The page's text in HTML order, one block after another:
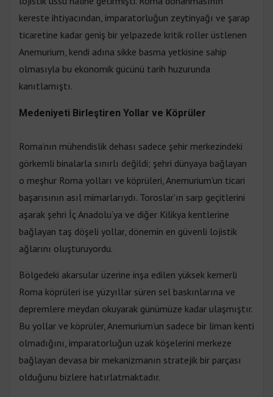
kereste ihtiyacından, imparatorluğun zeytinyağı ve şarap
ticaretine kadar geniş bir yelpazede kritik roller üstlenen
Anemurium, kendi adına sikke basma yetkisine sahip
olmasıyla bu ekonomik gücünü tarih huzurunda
kanıtlamıştı.
Medeniyeti Birleştiren Yollar ve Köprüler
Roma’nın mühendislik dehası sadece şehir merkezindeki
görkemli binalarla sınırlı değildi; şehri dünyaya bağlayan
o meşhur Roma yolları ve köprüleri, Anemurium’un ticari
başarısının asıl mimarlarıydı. Toroslar’ın sarp geçitlerini
aşarak şehri İç Anadolu’ya ve diğer Kilikya kentlerine
bağlayan taş döşeli yollar, dönemin en güvenli lojistik
ağlarını oluşturuyordu.
Bölgedeki akarsular üzerine inşa edilen yüksek kemerli
Roma köprüleri ise yüzyıllar süren sel baskınlarına ve
depremlere meydan okuyarak günümüze kadar ulaşmıştır.
Bu yollar ve köprüler, Anemurium’un sadece bir liman kenti
olmadığını, imparatorluğun uzak köşelerini merkeze
bağlayan devasa bir mekanizmanın stratejik bir parçası
olduğunu bizlere hatırlatmaktadır.